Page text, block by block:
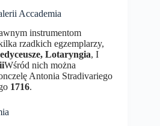
Accademia
instrumentom
rzadkich egzemplarzy,
Lotaryngia, I
Wśród nich można
Antonia Stradivariego
1716.